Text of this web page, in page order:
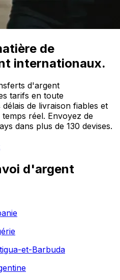
de
internationaux.
d'argent
tarifs en toute
de livraison fiables et
réel. Envoyez de
dans plus de 130 devises.
d'argent
et-Barbuda